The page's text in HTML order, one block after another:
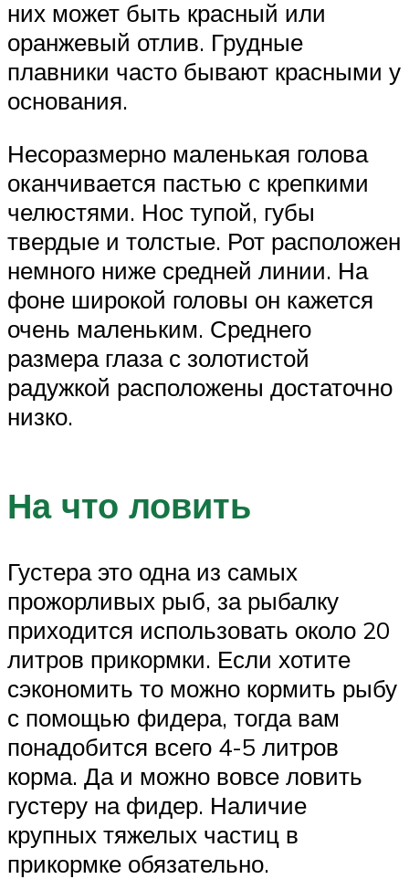
них может быть красный или
оранжевый отлив. Грудные
плавники часто бывают красными у
основания.
Несоразмерно маленькая голова
оканчивается пастью с крепкими
челюстями. Нос тупой, губы
твердые и толстые. Рот расположен
немного ниже средней линии. На
фоне широкой головы он кажется
очень маленьким. Среднего
размера глаза с золотистой
радужкой расположены достаточно
низко.
На что ловить
Густера это одна из самых
прожорливых рыб, за рыбалку
приходится использовать около 20
литров прикормки. Если хотите
сэкономить то можно кормить рыбу
с помощью фидера, тогда вам
понадобится всего 4-5 литров
корма. Да и можно вовсе ловить
густеру на фидер. Наличие
крупных тяжелых частиц в
прикормке обязательно.